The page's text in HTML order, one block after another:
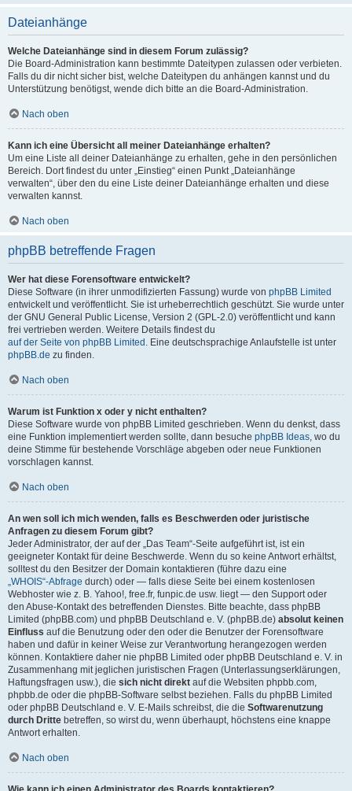
Dateianhänge
Welche Dateianhänge sind in diesem Forum zulässig?
Die Board-Administration kann bestimmte Dateitypen zulassen oder verbieten.
Falls du dir nicht sicher bist, welche Dateitypen du anhängen kannst und du
Unterstützung benötigst, wende dich bitte an die Board-Administration.
Nach oben
Kann ich eine Übersicht all meiner Dateianhänge erhalten?
Um eine Liste all deiner Dateianhänge zu erhalten, gehe in den persönlichen
Bereich. Dort findest du unter „Einstieg“ einen Punkt „Dateianhänge
verwalten“, über den du eine Liste deiner Dateianhänge erhalten und diese
verwalten kannst.
Nach oben
phpBB betreffende Fragen
Wer hat diese Forensoftware entwickelt?
Diese Software (in ihrer unmodifizierten Fassung) wurde von phpBB Limited
entwickelt und veröffentlicht. Sie ist urheberrechtlich geschützt. Sie wurde unter
der GNU General Public License, Version 2 (GPL-2.0) veröffentlicht und kann
frei vertrieben werden. Weitere Details findest du
auf der Seite von phpBB Limited . Eine deutschsprachige Anlaufstelle ist unter
phpBB.de zu finden.
Nach oben
Warum ist Funktion x oder y nicht enthalten?
Diese Software wurde von phpBB Limited geschrieben. Wenn du denkst, dass
eine Funktion implementiert werden sollte, dann besuche phpBB Ideas, wo du
deine Stimme für bestehende Vorschläge abgeben oder neue Funktionen
vorschlagen kannst.
Nach oben
An wen soll ich mich wenden, falls es Beschwerden oder juristische
Anfragen zu diesem Forum gibt?
Jeder Administrator, der auf der „Das Team“-Seite aufgeführt ist, ist ein
geeigneter Kontakt für deine Beschwerde. Wenn du so keine Antwort erhältst,
solltest du den Besitzer der Domain kontaktieren (führe dazu eine
„WHOIS“-Abfrage durch) oder — falls diese Seite bei einem kostenlosen
Webhoster wie z. B. Yahoo!, free.fr, funpic.de usw. liegt — den Support oder
den Abuse-Kontakt des betreffenden Dienstes. Bitte beachte, dass phpBB
Limited (phpBB.com) und phpBB Deutschland e. V. (phpBB.de) absolut keinen
Einfluss auf die Benutzung oder den oder die Benutzer der Forensoftware
haben und dafür in keiner Weise zur Verantwortung herangezogen werden
können. Kontaktiere daher nie phpBB Limited oder phpBB Deutschland e. V. in
Zusammenhang mit jeglichen juristischen Fragen (Unterlassungserklärungen,
Haftungsfragen usw.), die sich nicht direkt auf die Websiten phpbb.com,
phpbb.de oder die phpBB-Software selbst beziehen. Falls du phpBB Limited
oder phpBB Deutschland e. V. E-Mails schreibst, die die Softwarenutzung
durch Dritte betreffen, so wirst du, wenn überhaupt, höchstens eine knappe
Antwort erhalten.
Nach oben